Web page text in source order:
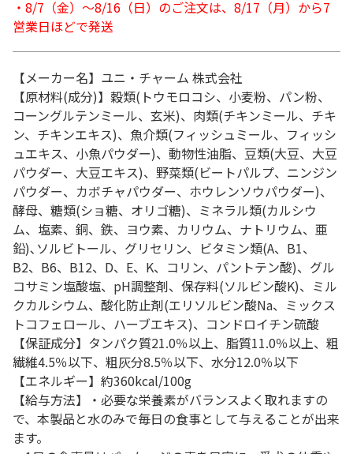
・8/7（金）～8/16（日）のご注文は、8/17（月）から7
営業日ほどで発送
【メーカー名】ユニ・チャーム 株式会社
【原材料(成分)】穀類(トウモロコシ、小麦粉、パン粉、
コーングルテンミール、玄米)、肉類(チキンミール、チキ
ン、チキンエキス)、魚介類(フィッシュミール、フィッシ
ュエキス、小魚パウダー)、動物性油脂、豆類(大豆、大豆
パウダー、大豆エキス)、野菜類(ビートパルプ、ニンジン
パウダー、カボチャパウダー、ホウレンソウパウダー)、
酵母、糖類(ショ糖、オリゴ糖)、ミネラル類(カルシウ
ム、塩素、銅、鉄、ヨウ素、カリウム、ナトリウム、亜
鉛)､ソルビトール、グリセリン、ビタミン類(A、B1、
B2、B6、B12、D、E、K、コリン、パントテン酸)、グル
コサミン塩酸塩、pH調整剤、保存料(ソルビン酸K)、ミル
クカルシウム、酸化防止剤(エリソルビン酸Na、ミックス
トコフェロール、ハーブエキス)、コンドロイチン硫酸
【保証成分】タンパク質21.0％以上、脂質11.0％以上、粗
繊維4.5％以下、粗灰分8.5％以下、水分12.0％以下
【エネルギー】約360kcal/100g
【給与方法】・必要な栄養素がバランスよく取れますの
で、本製品と水のみで毎日の食事として与えることが出来
ます。